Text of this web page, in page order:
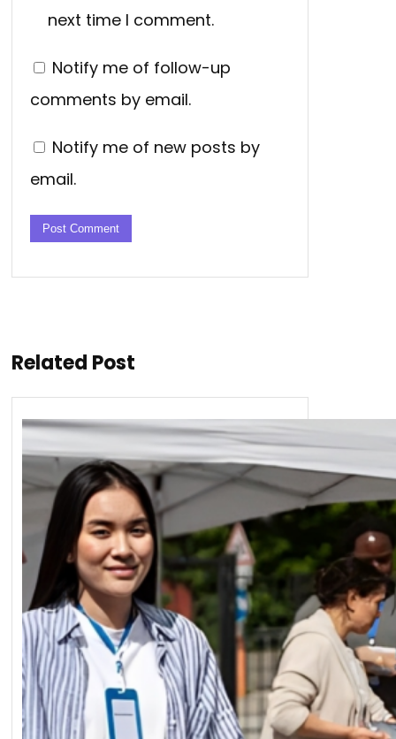
next time I comment.
Notify me of follow-up
comments by email.
Notify me of new posts by
email.
Related Post